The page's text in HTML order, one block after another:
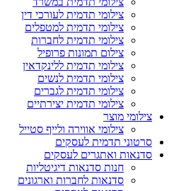
צילומי תדמית לעורכי דין
צילומי תדמית למטפלים
צילומי תדמית לחברות
צילום תמונות פרופיל
צילומי תדמית ללינקדאין
צילומי תדמית לנשים
צילומי תדמית לגברים
צילומי תדמית יצירתיים
צילומי מוצר
צילומי אווירה ולייף סטייל
סרטוני תדמית לעסקים
סדנאות ואתגרים לעסקים
חנות סדנאות דיגיטליות
סדנאות לחברות וארגונים